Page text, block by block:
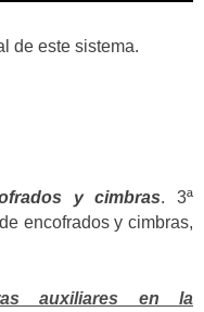
de este sistema.
y cimbras. 3ª
encofrados y cimbras,
auxiliares en la